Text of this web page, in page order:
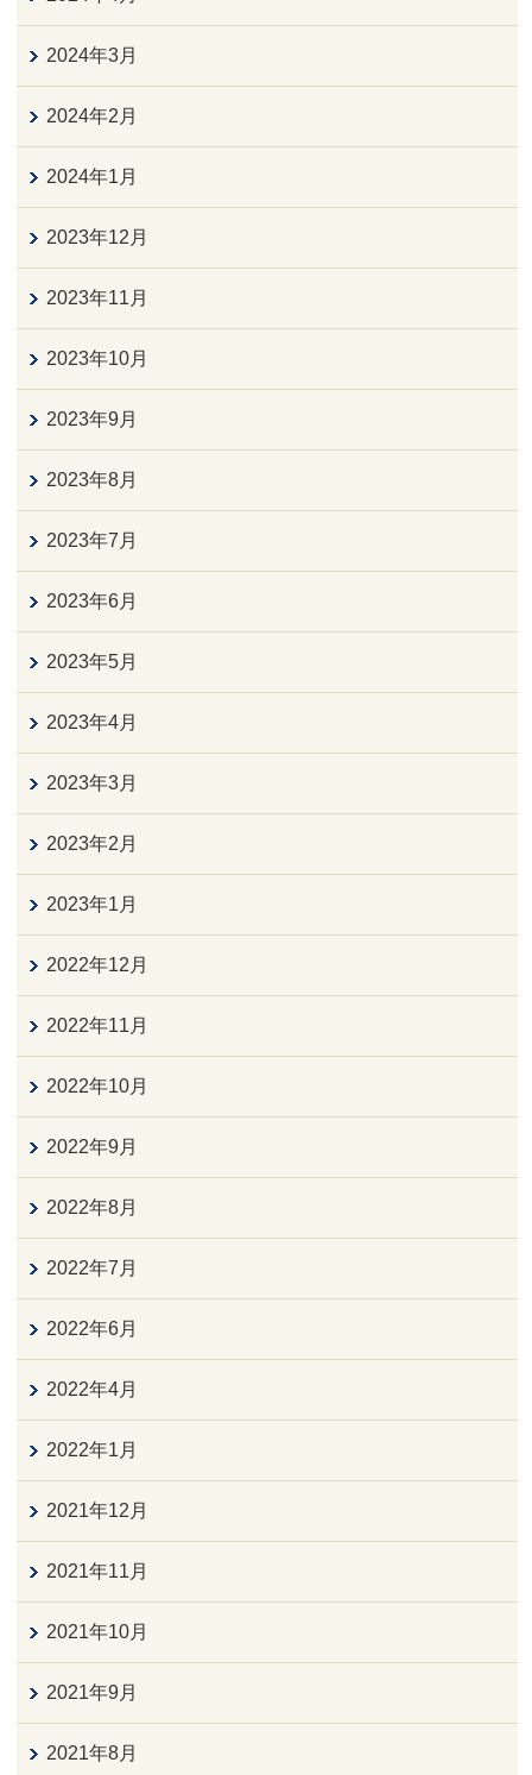
2024年3月
2024年2月
2024年1月
2023年12月
2023年11月
2023年10月
2023年9月
2023年8月
2023年7月
2023年6月
2023年5月
2023年4月
2023年3月
2023年2月
2023年1月
2022年12月
2022年11月
2022年10月
2022年9月
2022年8月
2022年7月
2022年6月
2022年4月
2022年1月
2021年12月
2021年11月
2021年10月
2021年9月
2021年8月